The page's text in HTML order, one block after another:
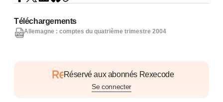
Réservé aux abonnés Rexecode
Se connecter
Téléchargements
Allemagne : comptes du quatrième trimestre 2004